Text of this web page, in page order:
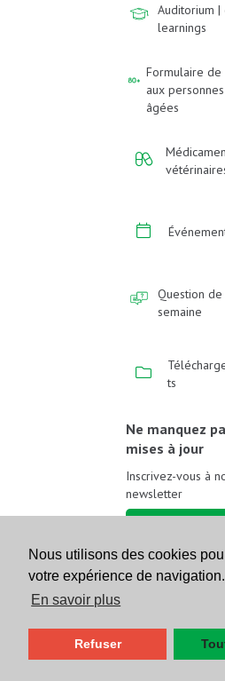
Nous utilisons des cookies
votre expérience de navigation.
En savoir plus
Refuser
Auditorium |
learnings
Formulaire de
aux personnes
âgées
Question de
semaine
ts
Ne manquez
mises à jour
Inscrivez-vous à
newsletter
Suivez-nous sur les